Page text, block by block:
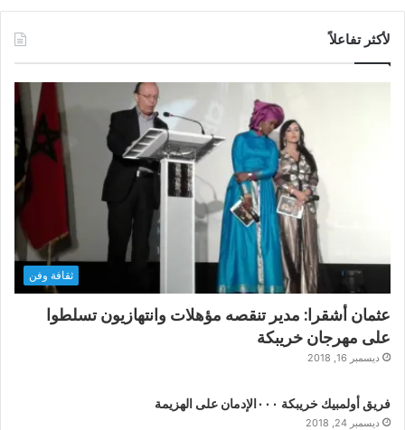
لأكثر تفاعلاً
ثقافة وفن
عثمان أشقرا: مدير تنقصه مؤهلات وانتهازيون تسلطوا
على مهرجان خريبكة
ديسمبر 16, 2018
فريق أولمبيك خريبكة ٠٠٠الإدمان على الهزيمة
ديسمبر 24, 2018